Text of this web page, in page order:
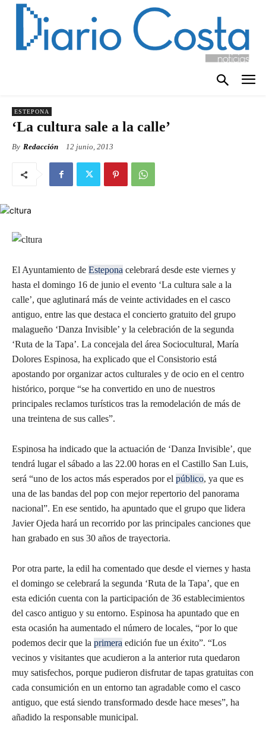
ESTEPONA
‘La cultura sale a la calle’
By Redacción 12 junio, 2013
El Ayuntamiento de Estepona celebrará desde este viernes y
hasta el domingo 16 de junio el evento ‘La cultura sale a la
calle’, que aglutinará más de veinte actividades en el casco
antiguo, entre las que destaca el concierto gratuito del grupo
malagueño ‘Danza Invisible’ y la celebración de la segunda
‘Ruta de la Tapa’. La concejala del área Sociocultural, María
Dolores Espinosa, ha explicado que el Consistorio está
apostando por organizar actos culturales y de ocio en el centro
histórico, porque “se ha convertido en uno de nuestros
principales reclamos turísticos tras la remodelación de más de
una treintena de sus calles”.
Espinosa ha indicado que la actuación de ‘Danza Invisible’, que
tendrá lugar el sábado a las 22.00 horas en el Castillo San Luis,
será “uno de los actos más esperados por el público, ya que es
una de las bandas del pop con mejor repertorio del panorama
nacional”. En ese sentido, ha apuntado que el grupo que lidera
Javier Ojeda hará un recorrido por las principales canciones que
han grabado en sus 30 años de trayectoria.
Por otra parte, la edil ha comentado que desde el viernes y hasta
el domingo se celebrará la segunda ‘Ruta de la Tapa’, que en
esta edición cuenta con la participación de 36 establecimientos
del casco antiguo y su entorno. Espinosa ha apuntado que en
esta ocasión ha aumentado el número de locales, “por lo que
podemos decir que la primera edición fue un éxito”. “Los
vecinos y visitantes que acudieron a la anterior ruta quedaron
muy satisfechos, porque pudieron disfrutar de tapas gratuitas con
cada consumición en un entorno tan agradable como el casco
antiguo, que está siendo transformado desde hace meses”, ha
añadido la responsable municipal.